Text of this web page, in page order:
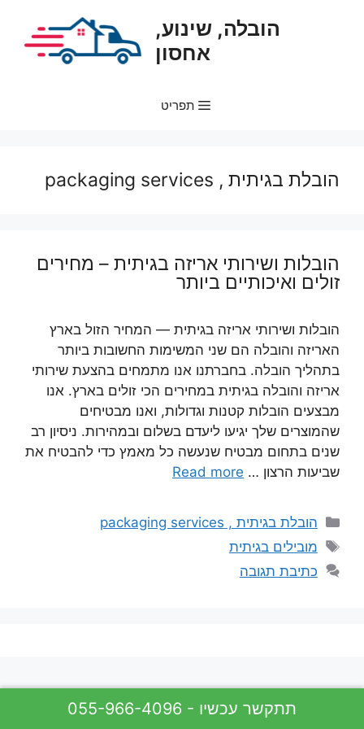
הובלה, שינוע,
אחסון
תפריט
הובלת בגיתית , packaging services
הובלות ושירותי אריזה בגיתית – מחירים
זולים ואיכותיים ביותר
הובלות ושירותי אריזה בגיתית — המחיר הזול בארץ
האריזה והובלה הם שני המשימות החשובות ביותר
בתהליך הובלה. בחברתנו אנו מתמחים בהצעת שירותי
אריזה והובלה בגיתית במחירים הכי זולים בארץ. אנו
מבצעים הובלות קטנות וגדולות, ואנו מבטיחים
שהמוצרים שלך יגיעו ליעדם בשלום ובמהירות. ניסיון רב
שנים בתחום מבטיח שנעשה כל מאמץ כדי להבטיח את
שביעות הרצון … Read more
קטגוריות
הובלת בגיתית , packaging services
תגיות
מובילים בגיתית
כתיבת תגובה
055-966-4096 - תתקשר עכשיו